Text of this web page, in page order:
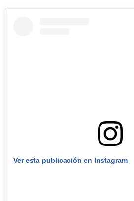
Ver esta publicación en Instagram